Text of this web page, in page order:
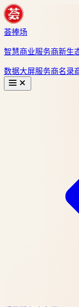
荟捧场
智慧商业服务商新生
数据大屏服务商名录